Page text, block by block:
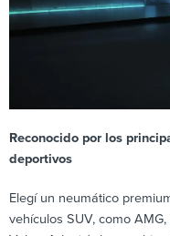
Reconocido por los
deportivos
Elegí un neumático
vehículos SUV, como